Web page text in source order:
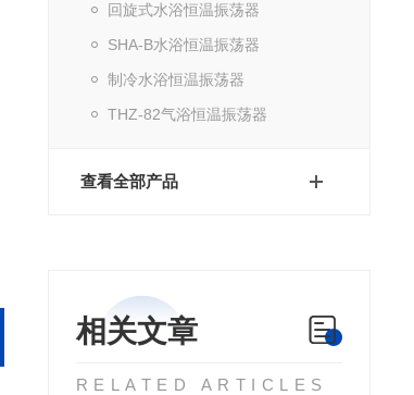
回旋式水浴恒温振荡器
SHA-B水浴恒温振荡器
制冷水浴恒温振荡器
THZ-82气浴恒温振荡器
查看全部产品
相关文章
RELATED ARTICLES